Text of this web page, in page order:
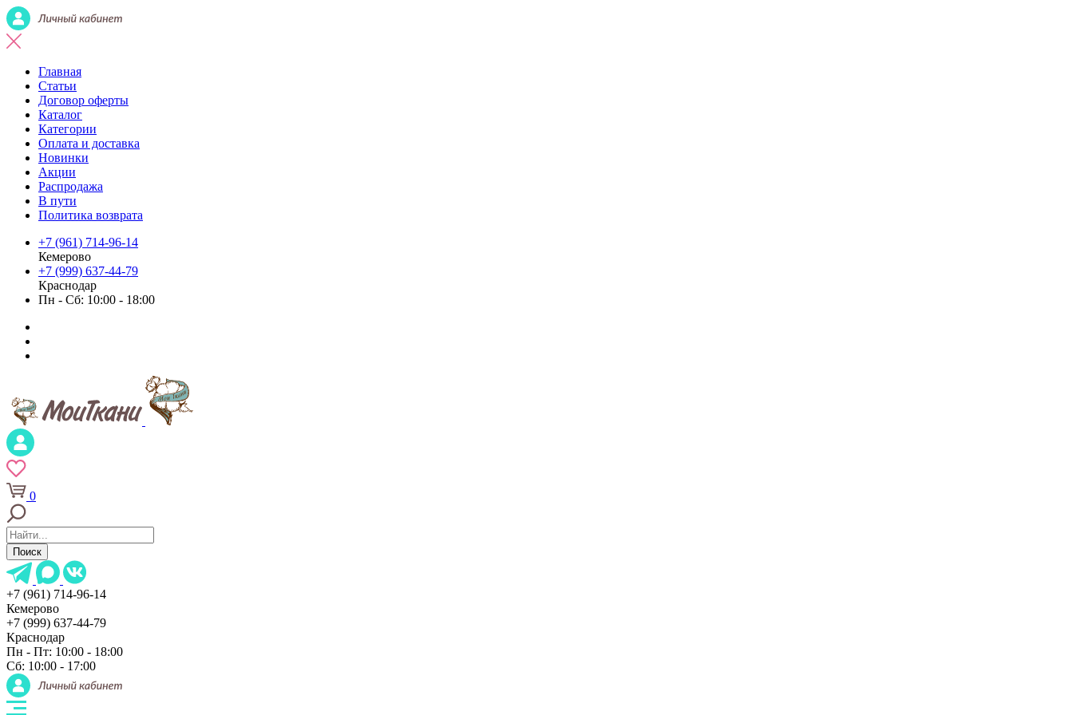
Главная
Статьи
Договор оферты
Каталог
Категории
Оплата и доставка
Новинки
Акции
Распродажа
В пути
Политика возврата
+7 (961) 714-96-14
Кемерово
+7 (999) 637-44-79
Краснодар
Пн - Сб: 10:00 - 18:00
0
Поиск
+7 (961) 714-96-14
Кемерово
+7 (999) 637-44-79
Краснодар
Пн - Пт: 10:00 - 18:00
Сб: 10:00 - 17:00